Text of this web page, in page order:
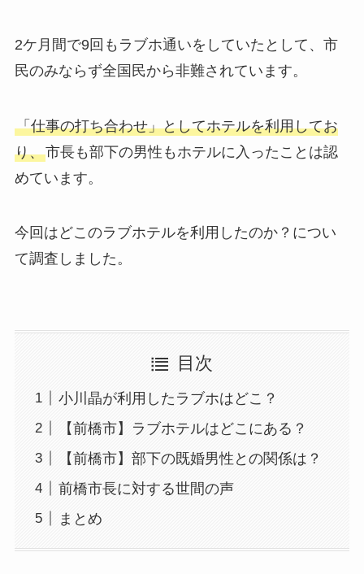
2ケ月間で9回もラブホ通いをしていたとして、市
民のみならず全国民から非難されています。
「仕事の打ち合わせ」としてホテルを利用してお
り、市長も部下の男性もホテルに入ったことは認
めています。
今回はどこのラブホテルを利用したのか？につい
て調査しました。
目次
小川晶が利用したラブホはどこ？
【前橋市】ラブホテルはどこにある？
【前橋市】部下の既婚男性との関係は？
前橋市長に対する世間の声
まとめ